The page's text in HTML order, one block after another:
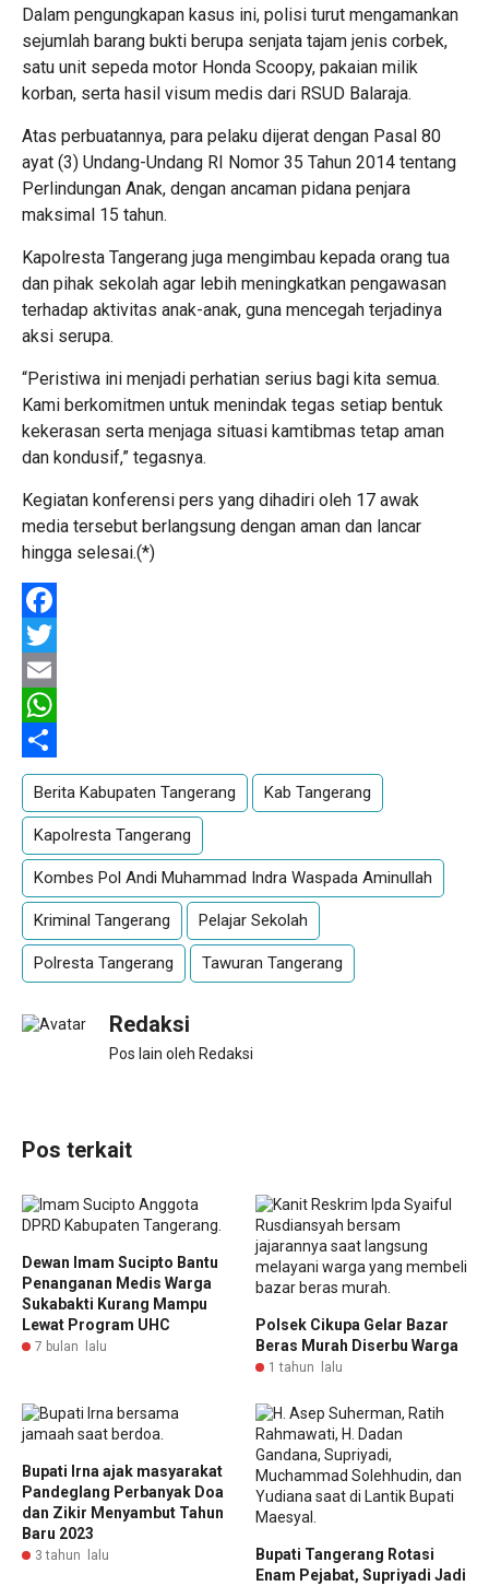
Dalam pengungkapan kasus ini, polisi turut mengamankan
sejumlah barang bukti berupa senjata tajam jenis corbek,
satu unit sepeda motor Honda Scoopy, pakaian milik
korban, serta hasil visum medis dari RSUD Balaraja.
Atas perbuatannya, para pelaku dijerat dengan Pasal 80
ayat (3) Undang-Undang RI Nomor 35 Tahun 2014 tentang
Perlindungan Anak, dengan ancaman pidana penjara
maksimal 15 tahun.
Kapolresta Tangerang juga mengimbau kepada orang tua
dan pihak sekolah agar lebih meningkatkan pengawasan
terhadap aktivitas anak-anak, guna mencegah terjadinya
aksi serupa.
“Peristiwa ini menjadi perhatian serius bagi kita semua.
Kami berkomitmen untuk menindak tegas setiap bentuk
kekerasan serta menjaga situasi kamtibmas tetap aman
dan kondusif,” tegasnya.
Kegiatan konferensi pers yang dihadiri oleh 17 awak
media tersebut berlangsung dengan aman dan lancar
hingga selesai.(*)
Facebook
Twitter
Email
WhatsApp
Share
Berita Kabupaten Tangerang Kab Tangerang
Kapolresta Tangerang
Kombes Pol Andi Muhammad Indra Waspada Aminullah
Kriminal Tangerang Pelajar Sekolah
Polresta Tangerang Tawuran Tangerang
Redaksi
Pos lain oleh Redaksi
Pos terkait
Dewan Imam Sucipto Bantu
Penanganan Medis Warga
Sukabakti Kurang Mampu
Lewat Program UHC
7 bulan lalu
Polsek Cikupa Gelar Bazar
Beras Murah Diserbu Warga
1 tahun lalu
Bupati Irna ajak masyarakat
Pandeglang Perbanyak Doa
dan Zikir Menyambut Tahun
Baru 2023
3 tahun lalu
Bupati Tangerang Rotasi
Enam Pejabat, Supriyadi Jadi